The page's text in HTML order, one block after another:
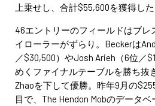
上乗せし、合計$55,600を獲得した
46エントリーのフィールドはブレ
イローラーがずらり。Beckerは
／$30,500）やJosh Arieh（6位／
めくファイナルテーブルを勝ち抜
Zhaoを下して優勝。昨年9月の
目で、The Hendon Mobのデータ